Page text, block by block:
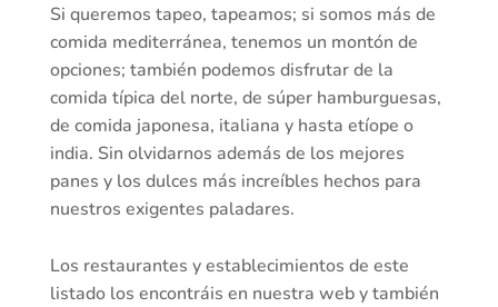
Si queremos tapeo, tapeamos; si somos más de
comida mediterránea, tenemos un montón de
opciones; también podemos disfrutar de la
comida típica del norte, de súper hamburguesas,
de comida japonesa, italiana y hasta etíope o
india. Sin olvidarnos además de los mejores
panes y los dulces más increíbles hechos para
nuestros exigentes paladares.
Los restaurantes y establecimientos de este
listado los encontráis en nuestra web y también